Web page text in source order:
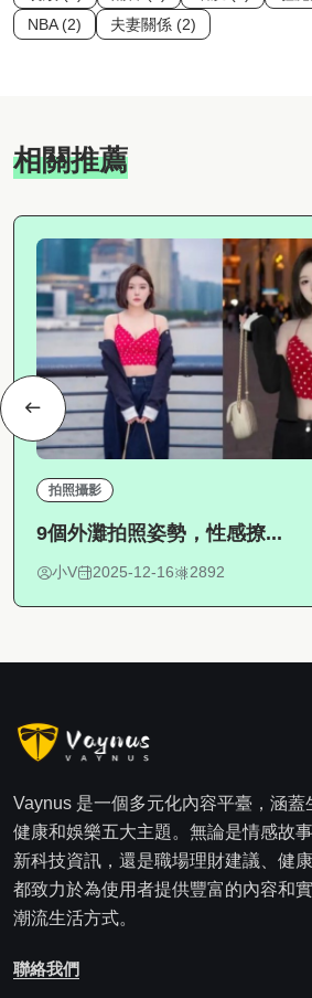
NBA (2)
夫妻關係 (2)
相關推薦
拍照攝影
9個外灘拍照姿勢，性感撩...
小V 2025-12-16 2892
Vaynus 是一個多元化內容平臺，涵蓋
健康和娛樂五大主題。無論是情感故
新科技資訊，還是職場理財建議、健
都致力於為使用者提供豐富的內容和
潮流生活方式。
聯絡我們